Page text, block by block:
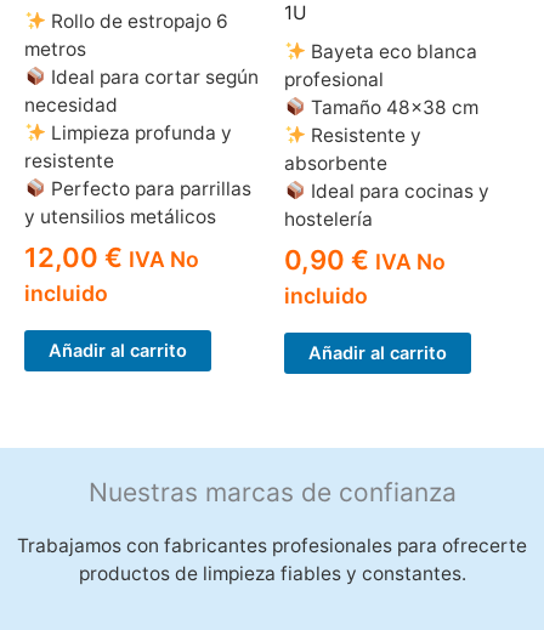
Rollo de estropajo 6
metros
Ideal para cortar según
necesidad
Limpieza profunda y
resistente
Perfecto para parrillas
y utensilios metálicos
12,00 € IVA No
incluido
Añadir al carrito
1U
Bayeta eco blanca
profesional
Tamaño 48×38 cm
Resistente y
absorbente
Ideal para cocinas y
hostelería
0,90 € IVA No
incluido
Añadir al carrito
Nuestras marcas de confianza
Trabajamos con fabricantes profesionales para ofrecerte
productos de limpieza fiables y constantes.